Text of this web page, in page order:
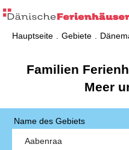
Hauptseite Gebiete
Familien
Meer
Name des Gebiets